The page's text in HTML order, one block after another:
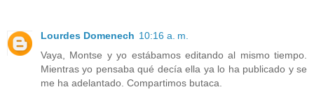
Lourdes Domenech 10:16 a. m.
Vaya, Montse y yo estábamos editando al mismo tiempo.
Mientras yo pensaba qué decía ella ya lo ha publicado y se
me ha adelantado. Compartimos butaca.